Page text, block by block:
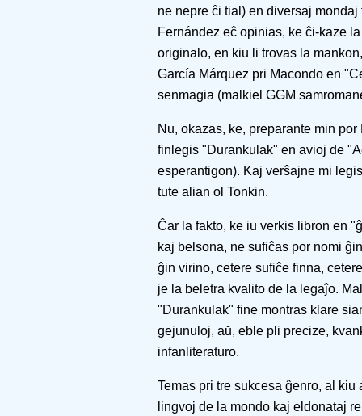
ne nepre ĉi tial) en diversaj
Fernández eĉ opinias, ke ĉi-kaze
originalo, en kiu li trovas la
García Márquez pri Macondo en
senmagia (malkiel GGM
Nu, okazas, ke, preparante min
finlegis "Durankulak" en avioj de
esperantigon). Kaj verŝajne mi
tute alian ol Tonkin.
Ĉar la fakto, ke iu verkis libron en
kaj belsona, ne sufiĉas por nomi
ĝin virino, cetere sufiĉe finna,
je la beletra kvalito de la legaĵo.
"Durankulak" fine montras klare
gejunuloj, aŭ, eble pli precize,
infanliteraturo.
Temas pri tre sukcesa ĝenro, al
lingvoj de la mondo kaj eldonataj